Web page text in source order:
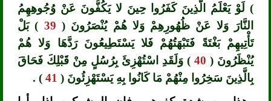
) لَوْ يَعْلَمُ الَّذِينَ كَفَرُوا حِينَ لا يَكُفُّونَ عَنْ وُجُوهِهِمُ
النَّارَ وَلا عَنْ ظُهُورِهِمْ وَلا هُمْ يُنْصَرُونَ (
) بَلْ
تَأْتِيهِمْ بَغْتَةً فَتَبْهَتُهُمْ فَلا يَسْتَطِيعُونَ رَدَّهَا وَلا هُمْ
يُنْظَرُونَ (40
) وَلَقَدِ اسْتُهْزِئَ بِرُسُلٍ مِنْ قَبْلِكَ فَحَاقَ
بِالَّذِينَ سَخِرُوا مِنْهُمْ مَا كَانُوا بِهِ يَسْتَهْزِئُونَ (41
) .